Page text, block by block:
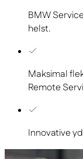
BMW
helst.
Maksimal
Remote
Innovative